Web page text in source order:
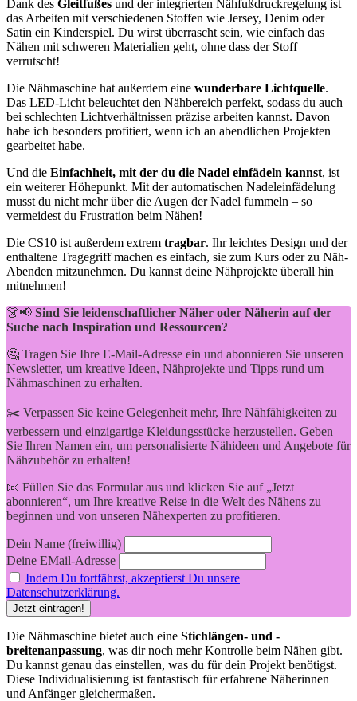
Dank des Gleitfußes und der integrierten Nähfußdruckregelung ist
das Arbeiten mit verschiedenen Stoffen wie Jersey, Denim oder
Satin ein Kinderspiel. Du wirst überrascht sein, wie einfach das
Nähen mit schweren Materialien geht, ohne dass der Stoff
verrutscht!
Die Nähmaschine hat außerdem eine wunderbare Lichtquelle.
Das LED-Licht beleuchtet den Nähbereich perfekt, sodass du auch
bei schlechten Lichtverhältnissen präzise arbeiten kannst. Davon
habe ich besonders profitiert, wenn ich an abendlichen Projekten
gearbeitet habe.
Und die Einfachheit, mit der du die Nadel einfädeln kannst, ist
ein weiterer Höhepunkt. Mit der automatischen Nadeleinfädelung
musst du nicht mehr über die Augen der Nadel fummeln – so
vermeidest du Frustration beim Nähen!
Die CS10 ist außerdem extrem tragbar. Ihr leichtes Design und der
enthaltene Tragegriff machen es einfach, sie zum Kurs oder zu Näh-
Abenden mitzunehmen. Du kannst deine Nähprojekte überall hin
mitnehmen!
👗📢 Sind Sie leidenschaftlicher Näher oder Näherin auf der
Suche nach Inspiration und Ressourcen?
🤔 Tragen Sie Ihre E-Mail-Adresse ein und abonnieren Sie unseren
Newsletter, um kreative Ideen, Nähprojekte und Tipps rund um
Nähmaschinen zu erhalten.
✂️ Verpassen Sie keine Gelegenheit mehr, Ihre Nähfähigkeiten zu
verbessern und einzigartige Kleidungsstücke herzustellen. Geben
Sie Ihren Namen ein, um personalisierte Nähideen und Angebote für
Nähzubehör zu erhalten!
📧 Füllen Sie das Formular aus und klicken Sie auf „Jetzt
abonnieren“, um Ihre kreative Reise in die Welt des Nähens zu
beginnen und von unseren Nähexperten zu profitieren.
Dein Name (freiwillig)
Deine EMail-Adresse
Indem Du fortfährst, akzeptierst Du unsere
Datenschutzerklärung.
Die Nähmaschine bietet auch eine Stichlängen- und -
breitenanpassung, was dir noch mehr Kontrolle beim Nähen gibt.
Du kannst genau das einstellen, was du für dein Projekt benötigst.
Diese Individualisierung ist fantastisch für erfahrene Näherinnen
und Anfänger gleichermaßen.